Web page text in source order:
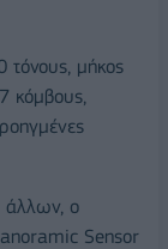
τόνους, μήκος
κόμβους,
άλλων, ο
Sensor